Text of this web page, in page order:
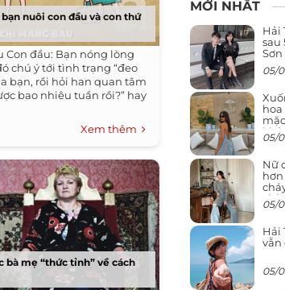
nuôi con đầu và con thứ
Con đầu: Bạn nóng lòng
chú ý tới tình trạng “đeo
bạn, rồi hỏi han quan tâm
bao nhiêu tuần rồi?” hay
Xem thêm
bà mẹ “thức tỉnh” về cách
MỚI NHẤT
Hải
sau
Sơn
05/
hoa
05/
Nữ
hơn
05/
Hải
vẫn
05/